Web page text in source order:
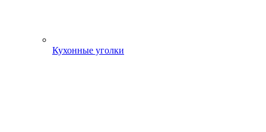
Кухонные уголки